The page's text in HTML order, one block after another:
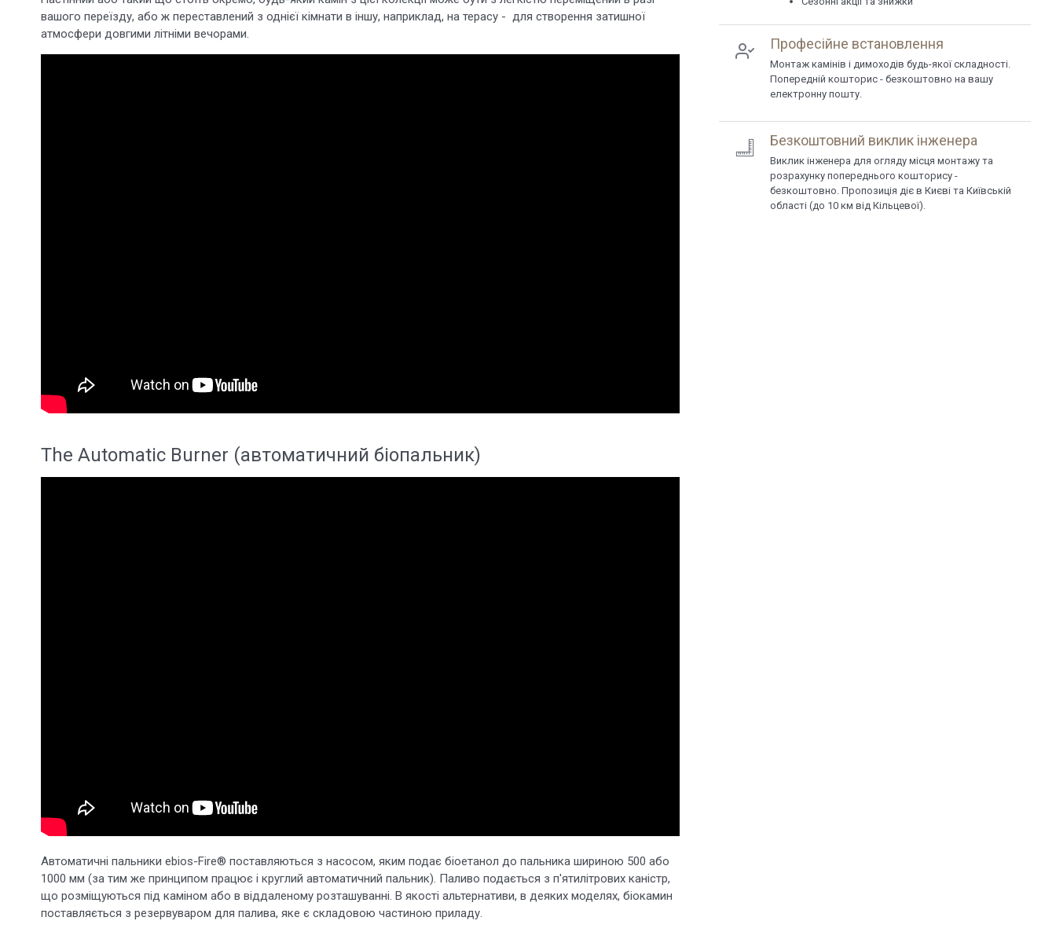
вашого переїзду, або ж переставлений з однієї кімнати в іншу, наприклад, на терасу - для створення затишної
атмосфери довгими літніми вечорами.
The Automatic Burner (автоматичний біопальник)
Автоматичні пальники ebios-Fire® поставляються з насосом, яким подає біоетанол до пальника шириною 500 або
1000 мм (за тим же принципом працює і круглий автоматичний пальник). Паливо подається з п'ятилітрових каністр,
що розміщуються під каміном або в віддаленому розташуванні. В якості альтернативи, в деяких моделях, біокамин
поставляється з резервуваром для палива, яке є складовою частиною приладу.
Професійне встановлення
Монтаж камінів і димоходів будь-якої складності.
Попередній кошторис - безкоштовно на вашу
електронну пошту.
Безкоштовний виклик інженера
Виклик інженера для огляду місця монтажу та
розрахунку попереднього кошторису -
безкоштовно. Пропозиція діє в Києві та Київській
області (до 10 км від Кільцевої).